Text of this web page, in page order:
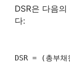
DSR은 다음
다:
DSR = (총부